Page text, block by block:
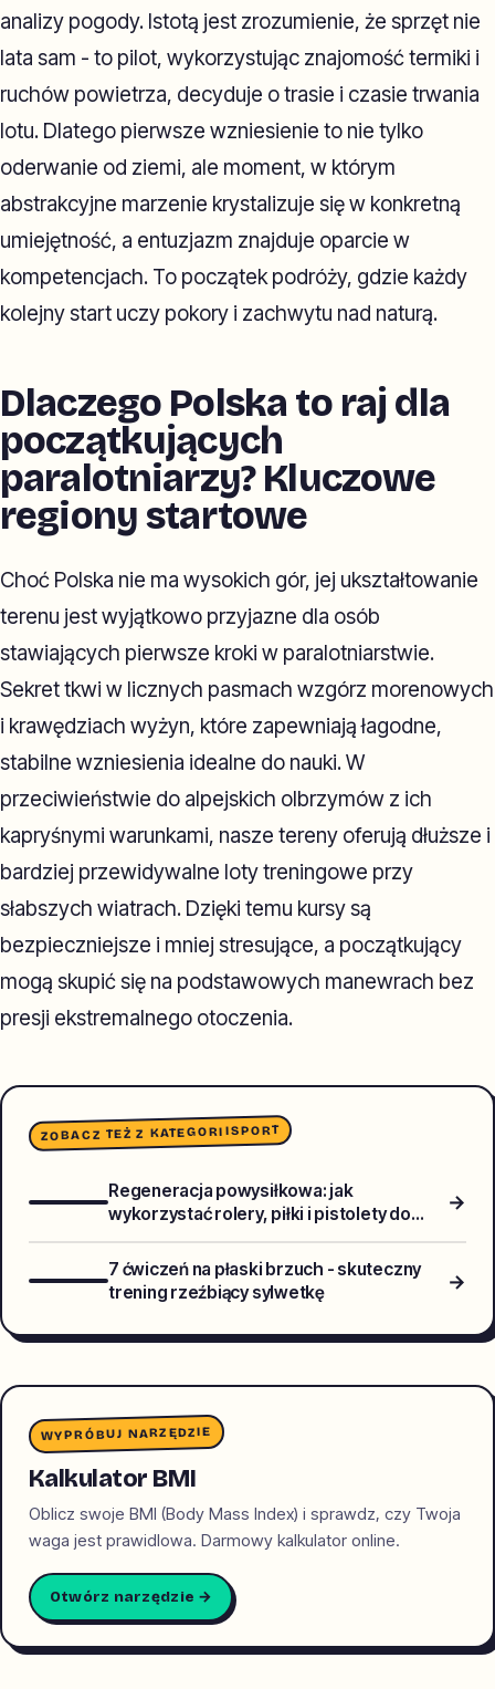
analizy pogody. Istotą jest zrozumienie, że sprzęt nie
lata sam - to pilot, wykorzystując znajomość termiki i
ruchów powietrza, decyduje o trasie i czasie trwania
lotu. Dlatego pierwsze wzniesienie to nie tylko
oderwanie od ziemi, ale moment, w którym
abstrakcyjne marzenie krystalizuje się w konkretną
umiejętność, a entuzjazm znajduje oparcie w
kompetencjach. To początek podróży, gdzie każdy
kolejny start uczy pokory i zachwytu nad naturą.
Dlaczego Polska to raj dla
początkujących
paralotniarzy? Kluczowe
regiony startowe
Choć Polska nie ma wysokich gór, jej ukształtowanie
terenu jest wyjątkowo przyjazne dla osób
stawiających pierwsze kroki w paralotniarstwie.
Sekret tkwi w licznych pasmach wzgórz morenowych
i krawędziach wyżyn, które zapewniają łagodne,
stabilne wzniesienia idealne do nauki. W
przeciwieństwie do alpejskich olbrzymów z ich
kapryśnymi warunkami, nasze tereny oferują dłuższe i
bardziej przewidywalne loty treningowe przy
słabszych wiatrach. Dzięki temu kursy są
bezpieczniejsze i mniej stresujące, a początkujący
mogą skupić się na podstawowych manewrach bez
presji ekstremalnego otoczenia.
ZOBACZ TEŻ Z KATEGORIISPORT
Regeneracja powysiłkowa: jak
wykorzystać rolery, piłki i pistolety do
masażu dla szybszej odnowy mięśni
→
7 ćwiczeń na płaski brzuch - skuteczny
trening rzeźbiący sylwetkę
→
WYPRÓBUJ NARZĘDZIE
Kalkulator BMI
Oblicz swoje BMI (Body Mass Index) i sprawdz, czy Twoja
waga jest prawidlowa. Darmowy kalkulator online.
Otwórz narzędzie →